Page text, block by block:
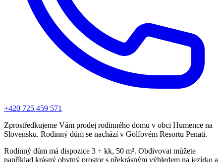
+420 725 459 571
Zprostředkujeme Vám prodej rodinného domu v obci Humence na
Slovensku. Rodinný dům se nachází v Golfovém Resortu Penati.
Rodinný dům má dispozice 3 + kk, 50 m². Obdivovat můžete
například krásný obytný prostor s překrásným výhledem na jezírko a